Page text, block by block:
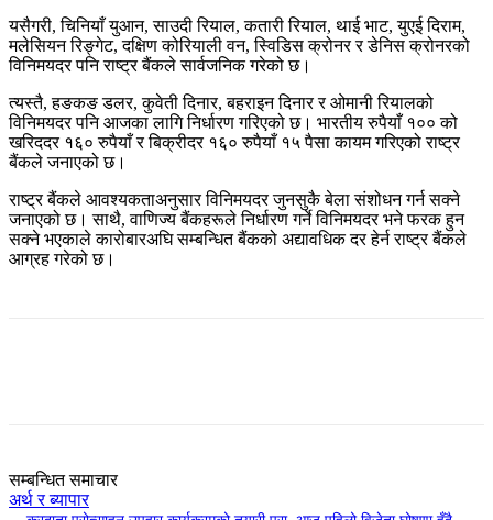
यसैगरी, चिनियाँ युआन, साउदी रियाल, कतारी रियाल, थाई भाट, युएई दिराम,
मलेसियन रिङ्गेट, दक्षिण कोरियाली वन, स्विडिस क्रोनर र डेनिस क्रोनरको
विनिमयदर पनि राष्ट्र बैंकले सार्वजनिक गरेको छ।
त्यस्तै, हङकङ डलर, कुवेती दिनार, बहराइन दिनार र ओमानी रियालको
विनिमयदर पनि आजका लागि निर्धारण गरिएको छ। भारतीय रुपैयाँ १०० को
खरिददर १६० रुपैयाँ र बिक्रीदर १६० रुपैयाँ १५ पैसा कायम गरिएको राष्ट्र
बैंकले जनाएको छ।
राष्ट्र बैंकले आवश्यकताअनुसार विनिमयदर जुनसुकै बेला संशोधन गर्न सक्ने
जनाएको छ। साथै, वाणिज्य बैंकहरूले निर्धारण गर्ने विनिमयदर भने फरक हुन
सक्ने भएकाले कारोबारअघि सम्बन्धित बैंकको अद्यावधिक दर हेर्न राष्ट्र बैंकले
आग्रह गरेको छ।
सम्बन्धित समाचार
अर्थ र ब्यापार